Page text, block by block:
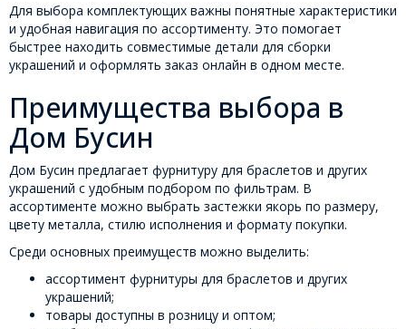
Для выбора комплектующих важны понятные характеристики
и удобная навигация по ассортименту. Это помогает
быстрее находить совместимые детали для сборки
украшений и оформлять заказ онлайн в одном месте.
Преимущества выбора в
Дом Бусин
Дом Бусин предлагает фурнитуру для браслетов и других
украшений с удобным подбором по фильтрам. В
ассортименте можно выбрать застежки якорь по размеру,
цвету металла, стилю исполнения и формату покупки.
Среди основных преимуществ можно выделить:
ассортимент фурнитуры для браслетов и других
украшений;
товары доступны в розницу и оптом;